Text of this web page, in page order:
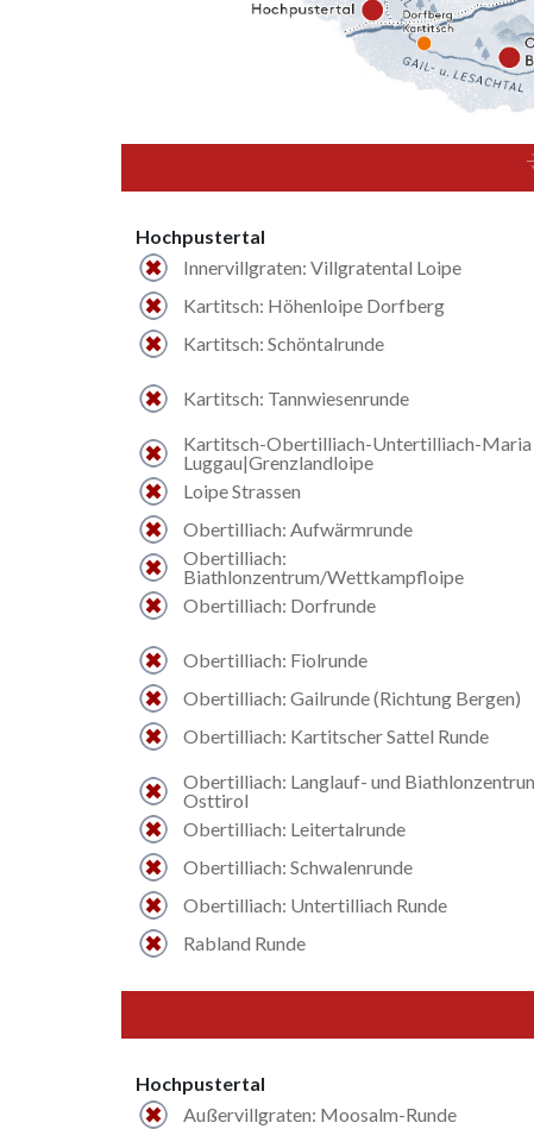
Hochpustertal
Innervillgraten: Villgratental Loipe
Kartitsch: Höhenloipe Dorfberg
Kartitsch: Schöntalrunde
Kartitsch: Tannwiesenrunde
Kartitsch-Obertilliach-Untertilliach-Maria
Luggau|Grenzlandloipe
Loipe Strassen
Obertilliach: Aufwärmrunde
Obertilliach:
Biathlonzentrum/Wettkampfloipe
Obertilliach: Dorfrunde
Obertilliach: Fiolrunde
Obertilliach: Gailrunde (Richtung Bergen)
Obertilliach: Kartitscher Sattel Runde
Obertilliach: Langlauf- und
Osttirol
Obertilliach: Leitertalrunde
Obertilliach: Schwalenrunde
Obertilliach: Untertilliach Runde
Rabland Runde
Hochpustertal
Außervillgraten: Moosalm-Runde